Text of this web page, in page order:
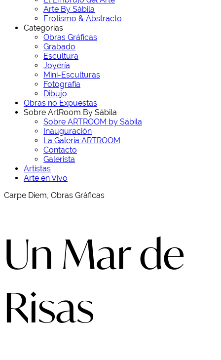
Arte By Sábila
Erotismo & Abstracto
Categorías
Obras Gráficas
Grabado
Escultura
Joyería
Mini-Esculturas
Fotografía
Dibujo
Obras no Expuestas
Sobre ArtRoom By Sábila
Sobre ARTROOM by Sábila
Inauguración
La Galería ARTROOM
Contacto
Galerista
Artistas
Arte en Vivo
Carpe Diem, Obras Gráficas
Un Mar de
Risas